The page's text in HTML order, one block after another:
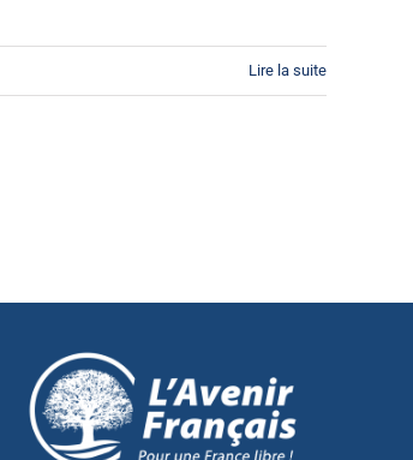
Lire la suite